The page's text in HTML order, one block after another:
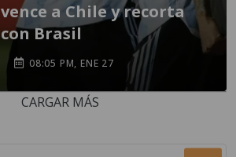
a Chile y recorta
Brasil
08:05 PM, ENE 27
CARGAR MÁS